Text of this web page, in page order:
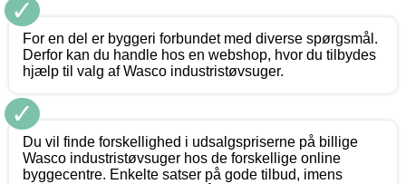
✓
For en del er byggeri forbundet med diverse spørgsmål.
Derfor kan du handle hos en webshop, hvor du tilbydes
hjælp til valg af Wasco industristøvsuger.
✓
Du vil finde forskellighed i udsalgspriserne på billige
Wasco industristøvsuger hos de forskellige online
byggecentre. Enkelte satser på gode tilbud, imens